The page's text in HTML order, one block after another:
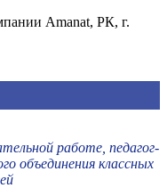
Amanat, РК, г.
работе, педагог-
объединения классных